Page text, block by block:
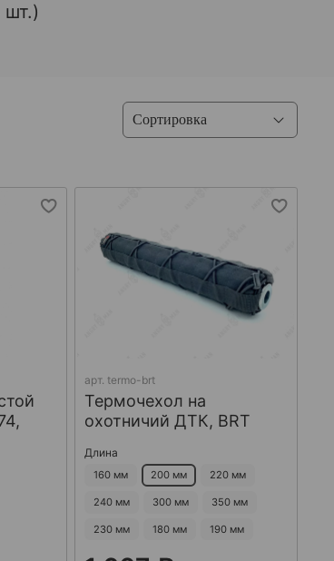
шт.)
арт. termo-brt
Термочехол на
охотничий ДТК, BRT
Длина
160 мм 200 мм 220 мм
240 мм 300 мм 350 мм
230 мм 180 мм 190 мм